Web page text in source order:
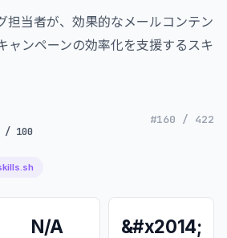
担当者が、効果的なメールコンテン
ャンペーンの効率化を支援するスキ
/ 100
#160 / 422
N/A &#x2014;